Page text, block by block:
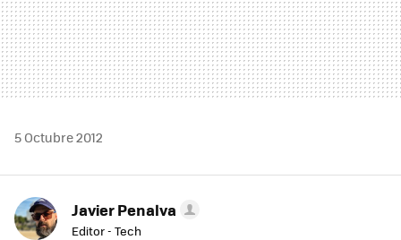
5 Octubre 2012
Javier Penalva
Editor - Tech